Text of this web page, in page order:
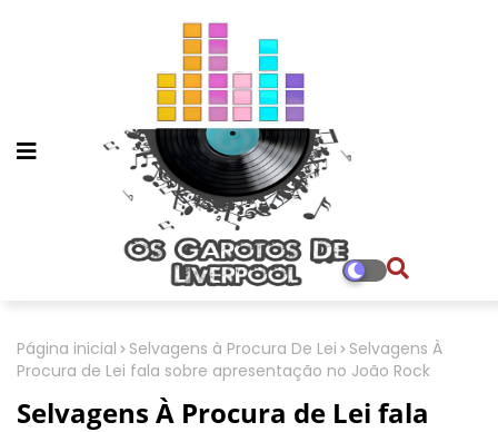
Página inicial Selvagens à Procura De Lei
Selvagens À
Procura de Lei fala sobre apresentação no João Rock
Selvagens À Procura de Lei fala